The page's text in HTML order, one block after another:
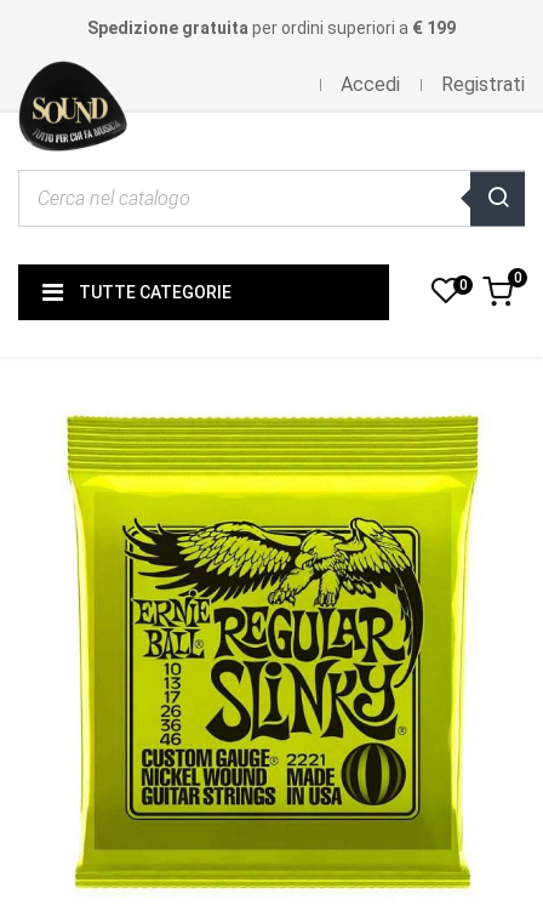
Spedizione gratuita per ordini superiori a € 199
Accedi Registrati
TUTTE CATEGORIE 0 0